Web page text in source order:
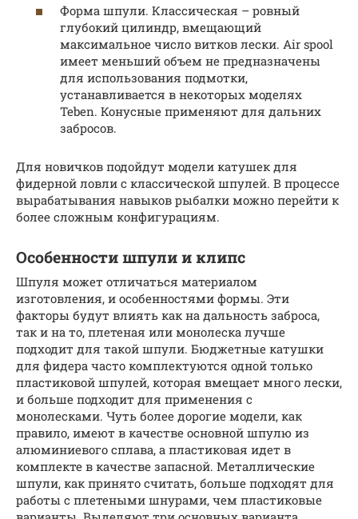
Форма шпули. Классическая – ровный
глубокий цилиндр, вмещающий
максимальное число витков лески. Air spool
имеет меньший объем не предназначены
для использования подмотки,
устанавливается в некоторых моделях
Teben. Конусные применяют для дальних
забросов.
Для новичков подойдут модели катушек для
фидерной ловли с классической шпулей. В процессе
вырабатывания навыков рыбалки можно перейти к
более сложным конфигурациям.
Особенности шпули и клипс
Шпуля может отличаться материалом
изготовления, и особенностями формы. Эти
факторы будут влиять как на дальность заброса,
так и на то, плетеная или монолеска лучше
подходит для такой шпули. Бюджетные катушки
для фидера часто комплектуются одной только
пластиковой шпулей, которая вмещает много лески,
и больше подходит для применения с
монолесками. Чуть более дорогие модели, как
правило, имеют в качестве основной шпулю из
алюминиевого сплава, а пластиковая идет в
комплекте в качестве запасной. Металлические
шпули, как принято считать, больше подходят для
работы с плетеными шнурами, чем пластиковые